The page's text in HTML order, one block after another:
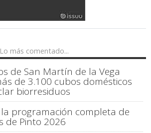
Lo más comentado...
de San Martín de la Vega
de 3.100 cubos domésticos
biorresiduos
programación completa de
de Pinto 2026